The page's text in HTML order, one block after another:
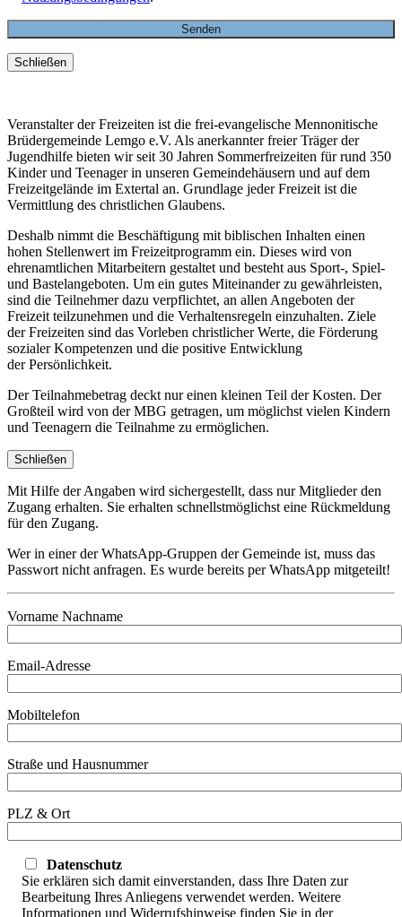
Schließen
Veranstalter der Freizeiten ist die frei-evangelische Mennonitische
Brüdergemeinde Lemgo e.V. Als anerkannter freier Träger der
Jugendhilfe bieten wir seit 30 Jahren Sommerfreizeiten für rund 350
Kinder und Teenager in unseren Gemeindehäusern und auf dem
Freizeitgelände im Extertal an. Grundlage jeder Freizeit ist die
Vermittlung des christlichen Glaubens.
Deshalb nimmt die Beschäftigung mit biblischen Inhalten einen
hohen Stellenwert im Freizeitprogramm ein. Dieses wird von
ehrenamtlichen Mitarbeitern gestaltet und besteht aus Sport-, Spiel-
und Bastelangeboten. Um ein gutes Miteinander zu gewährleisten,
sind die Teilnehmer dazu verpflichtet, an allen Angeboten der
Freizeit teilzunehmen und die Verhaltensregeln einzuhalten. Ziele
der Freizeiten sind das Vorleben christlicher Werte, die Förderung
sozialer Kompetenzen und die positive Entwicklung
der Persönlichkeit.
Der Teilnahmebetrag deckt nur einen kleinen Teil der Kosten. Der
Großteil wird von der MBG getragen, um möglichst vielen Kindern
und Teenagern die Teilnahme zu ermöglichen.
Schließen
Mit Hilfe der Angaben wird sichergestellt, dass nur Mitglieder den
Zugang erhalten. Sie erhalten schnellstmöglichst eine Rückmeldung
für den Zugang.
Wer in einer der WhatsApp-Gruppen der Gemeinde ist, muss das
Passwort nicht anfragen. Es wurde bereits per WhatsApp mitgeteilt!
Vorname Nachname
Email-Adresse
Mobiltelefon
Straße und Hausnummer
PLZ & Ort
Datenschutz
Sie erklären sich damit einverstanden, dass Ihre Daten zur
Bearbeitung Ihres Anliegens verwendet werden. Weitere
Informationen und Widerrufshinweise finden Sie in der